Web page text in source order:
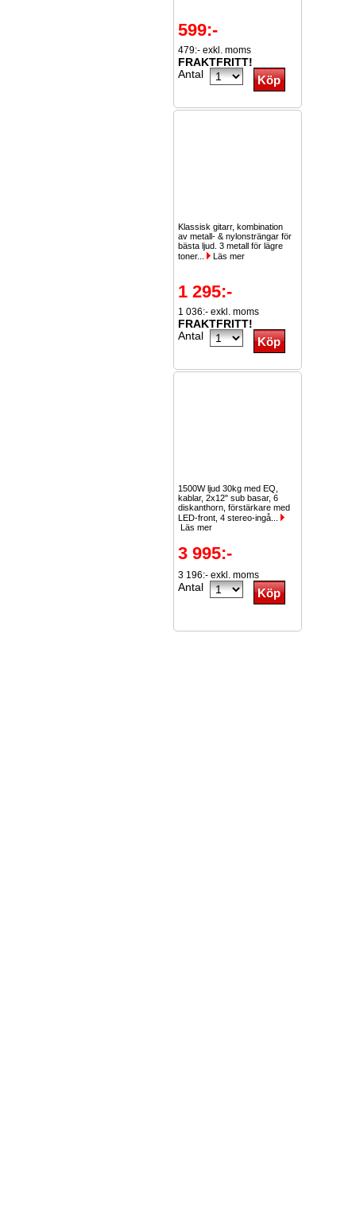
599:-
479:- exkl. moms
FRAKTFRITT!
Antal
Klassisk gitarr, kombination
av metall- & nylonsträngar för
bästa ljud. 3 metall för lägre
toner...
Läs mer
1 295:-
1 036:- exkl. moms
FRAKTFRITT!
Antal
1500W ljud 30kg med EQ,
kablar, 2x12" sub basar, 6
diskanthorn, förstärkare med
LED-front, 4 stereo-ingå...
Läs mer
3 995:-
3 196:- exkl. moms
Antal